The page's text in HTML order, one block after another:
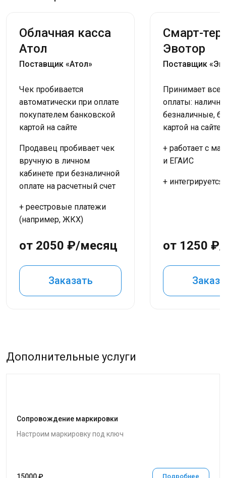
Облачная касса
Атол
Поставщик «Атол»
Чек пробивается
автоматически при оплате
покупателем банковской
картой на сайте
Продавец пробивает чек
вручную в личном
кабинете при безналичной
оплате на расчетный счет
+ реестровые платежи
(например, ЖКХ)
от 2050 ₽/месяц
Заказать
Смарт-
Эвотор
Поставщик
Принимает все
оплаты:
безналичные,
картой на сайте.
+ работает с
и ЕГАИС
+ интегрируется
от 1250
Дополнительные услуги
Сопровождение маркировки
Настроим маркировку под ключ
Подробнее